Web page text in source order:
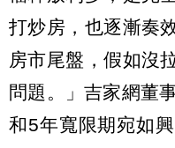
打炒房，也逐漸奏
房市尾盤，假如沒
問題。」吉家網董
和5年寬限期宛如